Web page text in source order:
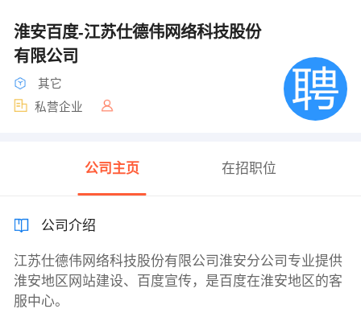
淮安百度-江苏仕德伟网络科技股份
有限公司
其它
私营企业
公司主页 在招职位
公司介绍
江苏仕德伟网络科技股份有限公司淮安分公司专业提供
淮安地区网站建设、百度宣传，是百度在淮安地区的客
服中心。